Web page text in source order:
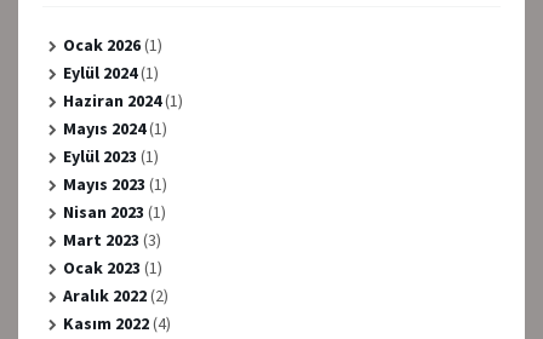
Ocak 2026(1)
Eylül 2024(1)
Haziran 2024(1)
Mayıs 2024(1)
Eylül 2023 (1)
Mayıs 2023 (1)
Nisan 2023 (1)
Mart 2023 (3)
Ocak 2023 (1)
Aralık 2022(2)
Kasım 2022(4)